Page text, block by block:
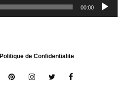
00:00
Politique de Confidentialite